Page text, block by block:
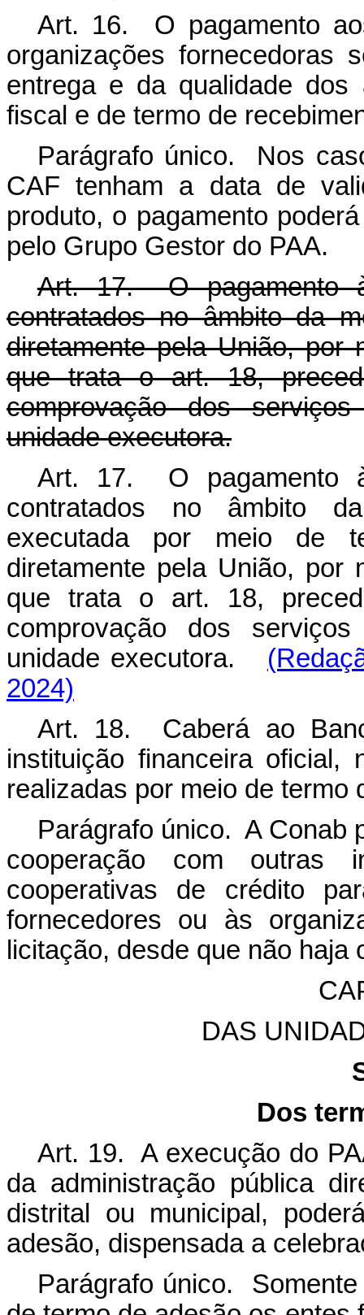
Art. 16. O pagamento
organizações fornecedoras
entrega e da qualidade dos
fiscal e de termo de
Parágrafo único. Nos
CAF tenham a data de
produto, o pagamento
pelo Grupo Gestor do PAA.
Art. 17. O pagamento
contratados no âmbito da
diretamente pela União, por
que trata o art. 18,
comprovação dos
unidade executora.
Art. 17. O pagamento
contratados no âmbito
executada por meio de
diretamente pela União, por
que trata o art. 18,
comprovação dos
unidade executora.
2024)
Art. 18. Caberá ao
instituição financeira
realizadas por meio de termo
Parágrafo único. A Conab
cooperação com outras
cooperativas de crédito
fornecedores ou às
licitação, desde que não
DAS
Dos
Art. 19. A execução do
da administração pública
distrital ou municipal,
adesão, dispensada a
Parágrafo único.